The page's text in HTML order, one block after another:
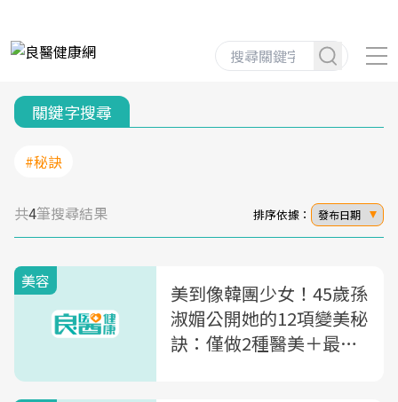
關鍵字搜尋
#秘訣
共4筆搜尋結果 排序依據： 發布日期
美容
美到像韓團少女！45歲孫
淑媚公開她的12項變美秘
訣：僅做2種醫美＋最便